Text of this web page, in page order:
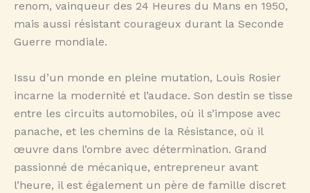
renom, vainqueur des 24 Heures du Mans en 1950,
mais aussi résistant courageux durant la Seconde
Guerre mondiale.
Issu d’un monde en pleine mutation, Louis Rosier
incarne la modernité et l’audace. Son destin se tisse
entre les circuits automobiles, où il s’impose avec
panache, et les chemins de la Résistance, où il
œuvre dans l’ombre avec détermination. Grand
passionné de mécanique, entrepreneur avant
l’heure, il est également un père de famille discret